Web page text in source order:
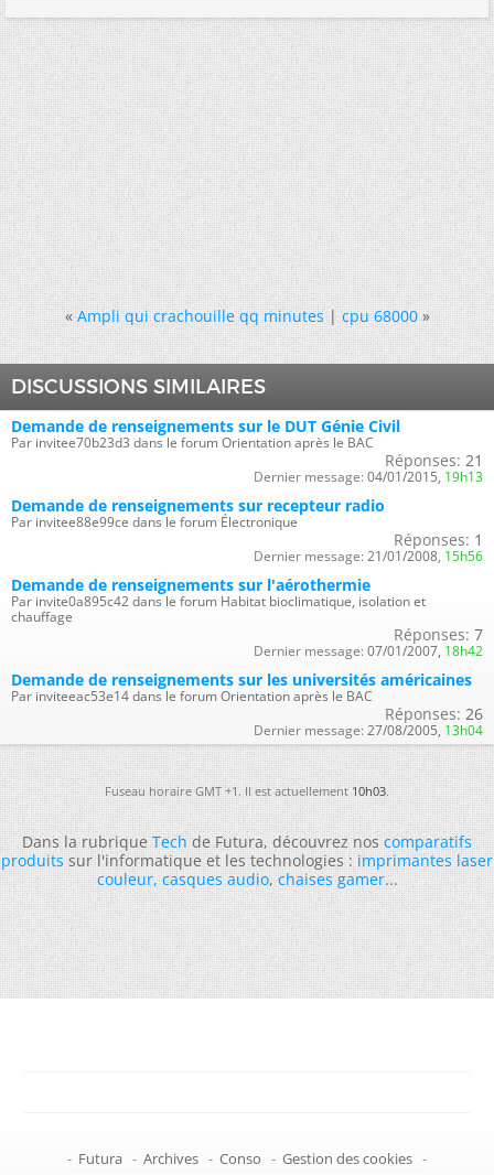
« Ampli qui crachouille qq minutes|cpu 68000 »
DISCUSSIONS SIMILAIRES
Demande de renseignements sur le DUT Génie Civil
Par invitee70b23d3 dans le forum Orientation après le BAC
Réponses: 21
Dernier message: 04/01/2015, 19h13
Demande de renseignements sur recepteur radio
Par invitee88e99ce dans le forum Électronique
Réponses: 1
Dernier message: 21/01/2008, 15h56
Demande de renseignements sur l'aérothermie
Par invite0a895c42 dans le forum Habitat bioclimatique, isolation et
chauffage
Réponses: 7
Dernier message: 07/01/2007, 18h42
Demande de renseignements sur les universités américaines
Par inviteeac53e14 dans le forum Orientation après le BAC
Réponses: 26
Dernier message: 27/08/2005, 13h04
Fuseau horaire GMT +1. Il est actuellement10h03.
Dans la rubriqueTechde Futura, découvrez noscomparatifs
produitssur l'informatique et les technologies :imprimantes laser
couleur,casques audio,chaises gamer...
- Futura - Archives - Conso - Gestion des cookies -